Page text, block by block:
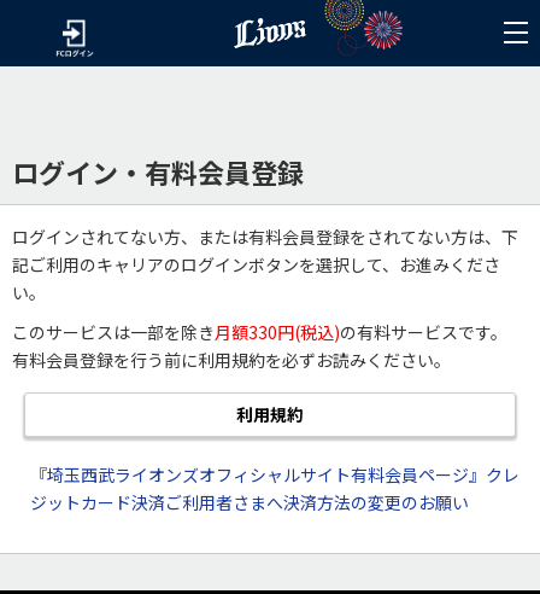
ログイン・有料会員登録
ログインされてない方、または有料会員登録をされてない方は、下
記ご利用のキャリアのログインボタンを選択して、お進みくださ
い。
このサービスは一部を除き月額330円(税込)の有料サービスです。
有料会員登録を行う前に利用規約を必ずお読みください。
利用規約
『埼玉西武ライオンズオフィシャルサイト有料会員ページ』クレ
ジットカード決済ご利用者さまへ決済方法の変更のお願い